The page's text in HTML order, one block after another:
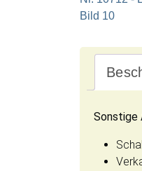
Sonstige